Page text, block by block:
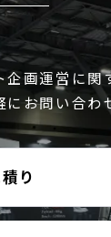
企画運営に関
にお問い合わ
り